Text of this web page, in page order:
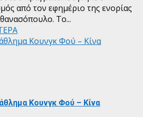
από τον εφημέριο της ενορίας
Το...
Κουνγκ Φού – Κίνα
Κουνγκ Φού – Κίνα